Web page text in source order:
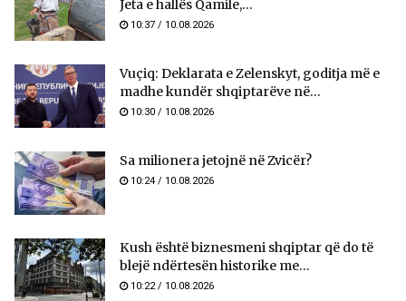
Jeta e hallës Qamile,...
10:37 / 10.08.2026
Vuçiq: Deklarata e Zelenskyt, goditja më e
madhe kundër shqiptarëve në...
10:30 / 10.08.2026
Sa milionera jetojnë në Zvicër?
10:24 / 10.08.2026
Kush është biznesmeni shqiptar që do të
blejë ndërtesën historike me...
10:22 / 10.08.2026